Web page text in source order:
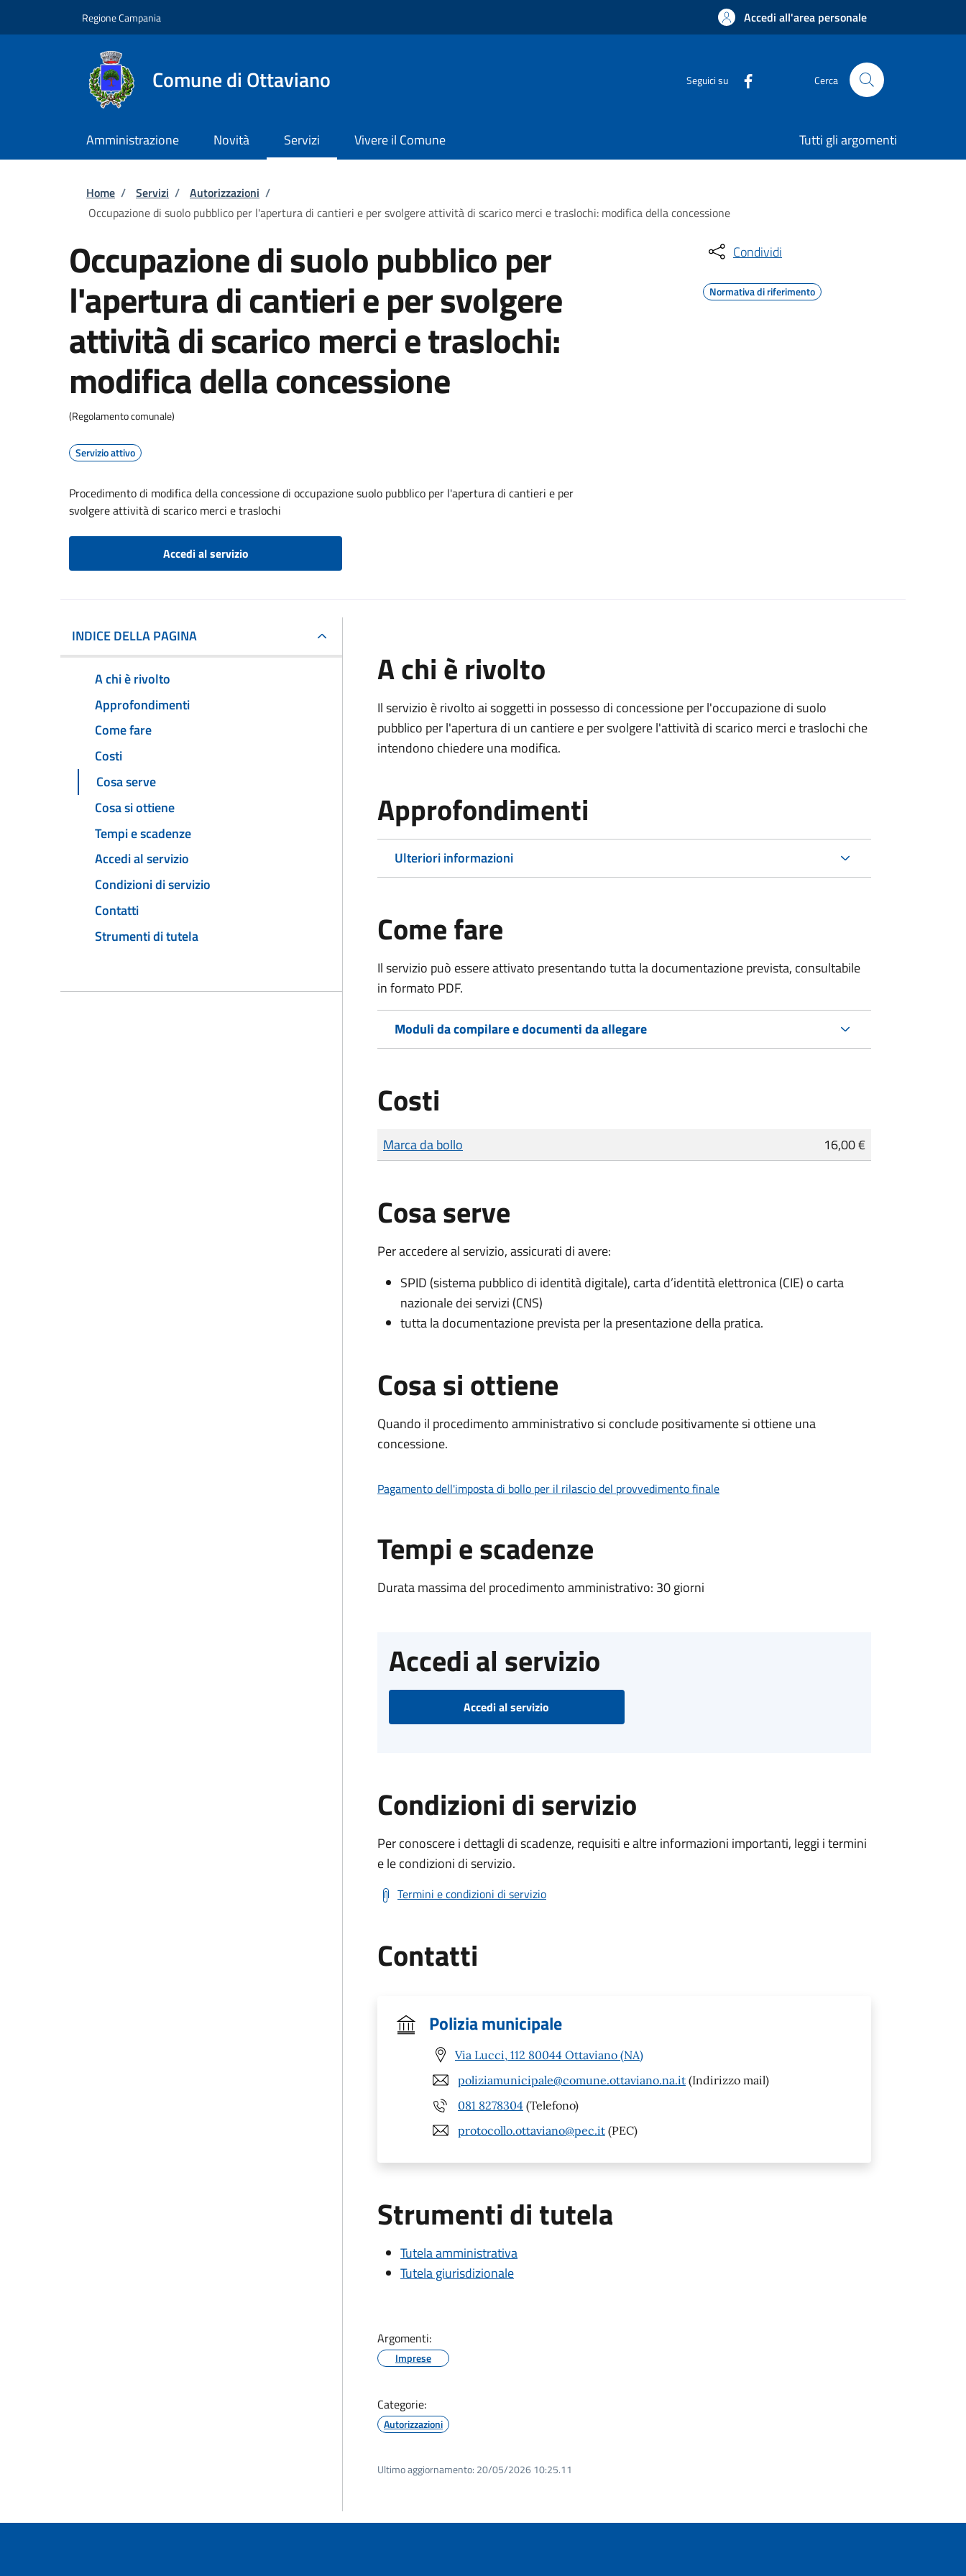
Regione Campania Accedi all'area personale
Comune di Ottaviano Seguici su Cerca
Amministrazione Novità Servizi Vivere il Comune Tutti gli argomenti
Briciole di pane
Home / Servizi / Autorizzazioni /
Occupazione di suolo pubblico per l'apertura di cantieri e per svolgere attività di scarico merci e traslochi: modifica della concessione
Occupazione di suolo pubblico per
l'apertura di cantieri e per svolgere
attività di scarico merci e traslochi:
modifica della concessione
(Regolamento comunale)
Servizio attivo
Procedimento di modifica della concessione di occupazione suolo pubblico per l'apertura di cantieri e per
svolgere attività di scarico merci e traslochi
Accedi al servizio
Condividi
Normativa di riferimento
INDICE DELLA PAGINA
A chi è rivolto
Approfondimenti
Come fare
Costi
Cosa serve
Cosa si ottiene
Tempi e scadenze
Accedi al servizio
Condizioni di servizio
Contatti
Strumenti di tutela
A chi è rivolto
Il servizio è rivolto ai soggetti in possesso di concessione per l'occupazione di suolo
pubblico per l'apertura di un cantiere e per svolgere l'attività di scarico merci e traslochi che
intendono chiedere una modifica.
Approfondimenti
Ulteriori informazioni
Come fare
Il servizio può essere attivato presentando tutta la documentazione prevista, consultabile
in formato PDF.
Moduli da compilare e documenti da allegare
Costi
Tipo di pagamento
Importo
Marca da bollo 16,00 €
Cosa serve
Per accedere al servizio, assicurati di avere:
SPID (sistema pubblico di identità digitale), carta d’identità elettronica (CIE) o carta
nazionale dei servizi (CNS)
tutta la documentazione prevista per la presentazione della pratica.
Cosa si ottiene
Quando il procedimento amministrativo si conclude positivamente si ottiene una
concessione.
Pagamento dell'imposta di bollo per il rilascio del provvedimento finale
Tempi e scadenze
Durata massima del procedimento amministrativo: 30 giorni
Accedi al servizio
Accedi al servizio
Condizioni di servizio
Per conoscere i dettagli di scadenze, requisiti e altre informazioni importanti, leggi i termini
e le condizioni di servizio.
Termini e condizioni di servizio
Contatti
Polizia municipale
Via Lucci, 112 80044 Ottaviano (NA)
poliziamunicipale@comune.ottaviano.na.it (Indirizzo mail)
081 8278304 (Telefono)
protocollo.ottaviano@pec.it (PEC)
Strumenti di tutela
Tutela amministrativa
Tutela giurisdizionale
Argomenti:
Imprese
Categorie:
Autorizzazioni
Ultimo aggiornamento: 20/05/2026 10:25.11